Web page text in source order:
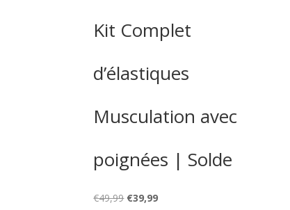
Kit Complet
d’élastiques
Musculation avec
poignées | Solde
€49,99 Le
€39,99Le